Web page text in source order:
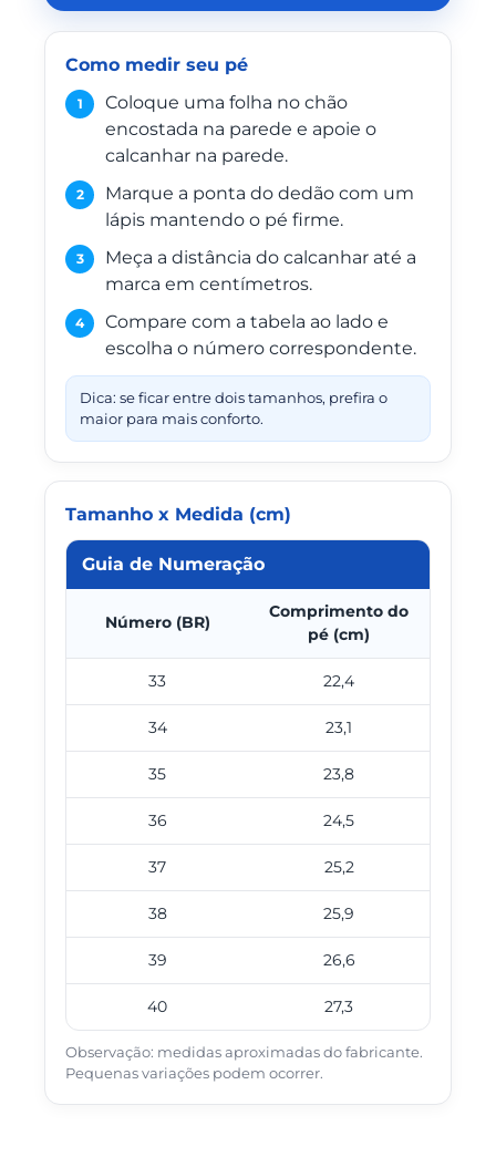
Como medir seu pé
1
Coloque uma folha no chão
encostada na parede e apoie o
calcanhar na parede.
2
Marque a ponta do dedão com um
lápis mantendo o pé firme.
3
Meça a distância do calcanhar até a
marca em centímetros.
4
Compare com a tabela ao lado e
escolha o número correspondente.
Dica: se ficar entre dois tamanhos, prefira o
maior para mais conforto.
Tamanho x Medida (cm)
Guia de Numeração
Número (BR)
Comprimento do
pé (cm)
33 22,4
34 23,1
35 23,8
36 24,5
37 25,2
38 25,9
39 26,6
40 27,3
Observação: medidas aproximadas do fabricante.
Pequenas variações podem ocorrer.